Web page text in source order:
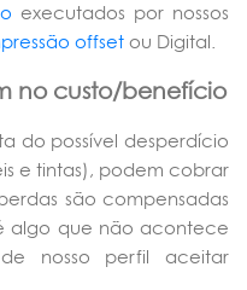
executados por nossos
offset ou Digital.
no custo/benefício
do possível desperdício
e tintas), podem cobrar
são compensadas
algo que não acontece
nosso perfil aceitar